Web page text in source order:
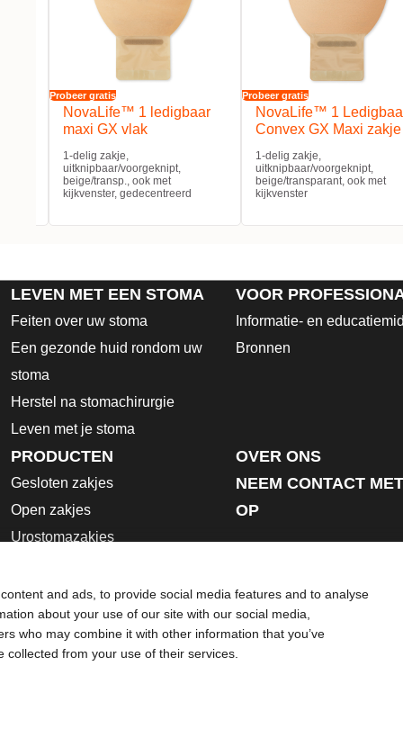
and ads, to provide social media features and to analyse
about your use of our site with our social media,
who may combine it with other information that you’ve
collected from your use of their services.
Probeer gratis
NovaLife™ 1 ledigbaar
maxi GX vlak
1-delig zakje,
uitknipbaar/voorgeknipt,
beige/transp., ook met
kijkvenster, gedecentreerd
Probeer gratis
NovaLife™ 1
Convex GX Maxi zakje
1-delig zakje,
uitknipbaar/voorgeknipt,
beige/transparant, ook met
kijkvenster
LEVEN MET EEN STOMA
Feiten over uw stoma
Een gezonde huid rondom uw
stoma
Herstel na stomachirurgie
Leven met je stoma
VOOR
Informatie- en
Bronnen
PRODUCTEN
Gesloten zakjes
Open zakjes
Urostomazakjes
Hulpmiddelen
Gebruiksaanwijzing
Veiligheidsgegevensbladen
OVER ONS
NEEM CONTACT
OP
als vervanging voor het advies van uw eigen arts of andere